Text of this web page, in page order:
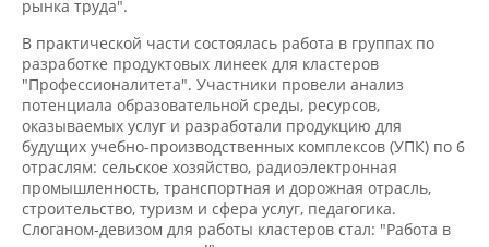
В практической части состоялась работа в группах по
разработке продуктовых линеек для кластеров
"Профессионалитета". Участники провели анализ
потенциала образовательной среды, ресурсов,
оказываемых услуг и разработали продукцию для
будущих учебно-производственных комплексов (УПК) по 6
отраслям: сельское хозяйство, радиоэлектронная
промышленность, транспортная и дорожная отрасль,
строительство, туризм и сфера услуг, педагогика.
Слоганом-девизом для работы кластеров стал: "Работа в
команде - ключ к успеху!"